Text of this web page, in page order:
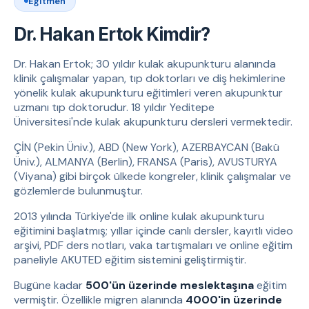
Dr. Hakan Ertok Kimdir?
Dr. Hakan Ertok; 30 yıldır kulak akupunkturu alanında
klinik çalışmalar yapan, tıp doktorları ve diş hekimlerine
yönelik kulak akupunkturu eğitimleri veren akupunktur
uzmanı tıp doktorudur. 18 yıldır Yeditepe
Üniversitesi'nde kulak akupunkturu dersleri vermektedir.
ÇİN (Pekin Üniv.), ABD (New York), AZERBAYCAN (Bakü
Üniv.), ALMANYA (Berlin), FRANSA (Paris), AVUSTURYA
(Viyana) gibi birçok ülkede kongreler, klinik çalışmalar ve
gözlemlerde bulunmuştur.
2013 yılında Türkiye'de ilk online kulak akupunkturu
eğitimini başlatmış; yıllar içinde canlı dersler, kayıtlı video
arşivi, PDF ders notları, vaka tartışmaları ve online eğitim
paneliyle AKUTED eğitim sistemini geliştirmiştir.
Bugüne kadar 500'ün üzerinde meslektaşınaeğitim
vermiştir. Özellikle migren alanında 4000'in üzerinde